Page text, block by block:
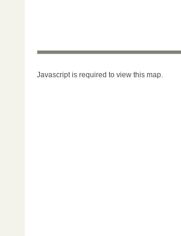
Javascript is required to view this map.